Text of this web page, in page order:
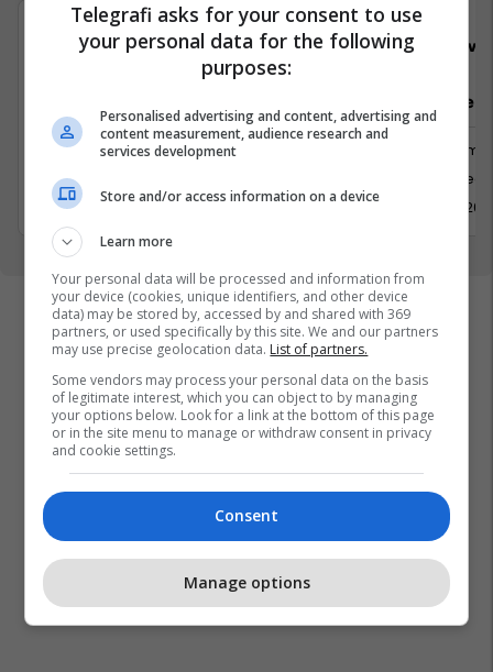
Viva Fresh Store
Shërbime te Klientëve
Rahovec
31 Maj 2026
Arkatar/e
Rahovec
31 Maj
Telegrafi asks for your consent to use
your personal data for the following
purposes:
Personalised advertising and content, advertising and
content measurement, audience research and
services development
Store and/or access information on a device
Learn more
Your personal data will be processed and information from
your device (cookies, unique identifiers, and other device
data) may be stored by, accessed by and shared with 369
partners, or used specifically by this site. We and our partners
may use precise geolocation data. List of partners.
Some vendors may process your personal data on the basis
of legitimate interest, which you can object to by managing
your options below. Look for a link at the bottom of this page
or in the site menu to manage or withdraw consent in privacy
and cookie settings.
Consent
Manage options